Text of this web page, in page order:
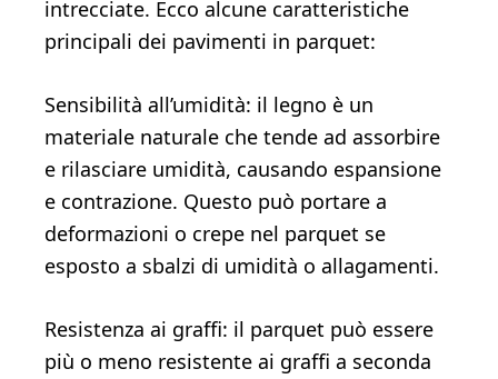
intrecciate. Ecco alcune caratteristiche
principali dei pavimenti in parquet:
Sensibilità all’umidità: il legno è un
materiale naturale che tende ad assorbire
e rilasciare umidità, causando espansione
e contrazione. Questo può portare a
deformazioni o crepe nel parquet se
esposto a sbalzi di umidità o allagamenti.
Resistenza ai graffi: il parquet può essere
più o meno resistente ai graffi a seconda